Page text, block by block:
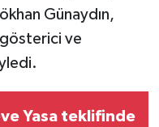
Günaydın,
ve
Yasa teklifinde